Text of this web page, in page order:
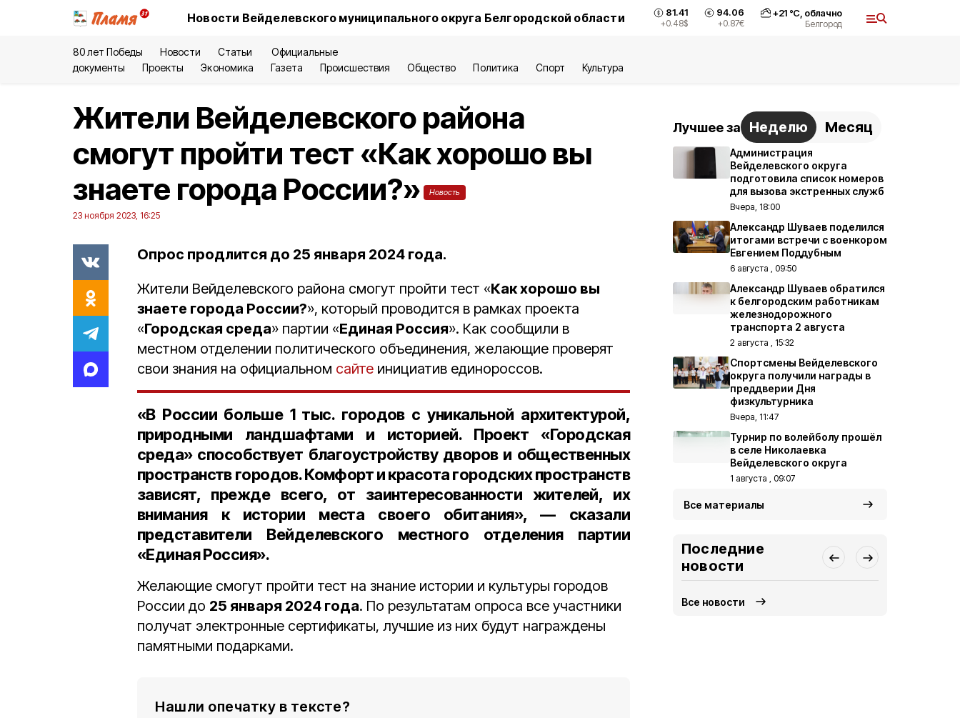
Новости Вейделевского муниципального округа Белгородской области 81.41
+0.48$
94.06
+0.87€
+21°С, облачно
Белгород
80 лет Победы Новости Статьи
Официальные
документы
Проекты Экономика Газета Происшествия Общество Политика Спорт Культура
Жители Вейделевского района
смогут пройти тест «Как хорошо вы
знаете города России?»
Новость
23 ноября 2023, 16:25
Опрос продлится до 25 января 2024 года.
Жители Вейделевского района смогут пройти тест «Как хорошо вы
знаете города России?», который проводится в рамках проекта
«Городская среда» партии «Единая Россия». Как сообщили в
местном отделении политического объединения, желающие проверят
свои знания на официальном сайте инициатив единороссов.
«В России больше 1 тыс. городов с уникальной архитектурой,
природными ландшафтами и историей. Проект «Городская
среда» способствует благоустройству дворов и общественных
пространств городов. Комфорт и красота городских пространств
зависят, прежде всего, от заинтересованности жителей, их
внимания к истории места своего обитания», — сказали
представители Вейделевского местного отделения партии
«Единая Россия».
Желающие смогут пройти тест на знание истории и культуры городов
России до 25 января 2024 года. По результатам опроса все участники
получат электронные сертификаты, лучшие из них будут награждены
памятными подарками.
Нашли опечатку в тексте?
Лучшее за Неделю Месяц
Администрация
Вейделевского округа
подготовила список номеров
для вызова экстренных служб
Вчера, 18:00
Александр Шуваев поделился
итогами встречи с военкором
Евгением Поддубным
6 августа , 09:50
Александр Шуваев обратился
к белгородским работникам
железнодорожного
транспорта 2 августа
2 августа , 15:32
Спортсмены Вейделевского
округа получили награды в
преддверии Дня
физкультурника
Вчера, 11:47
Турнир по волейболу прошёл
в селе Николаевка
Вейделевского округа
1 августа , 09:07
Все материалы
Последние
новости
Все новости